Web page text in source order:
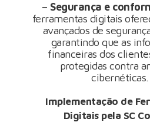
– Segurança e
ferramentas digitais
avançados de
garantindo que as
financeiras dos
protegidas contra
cibernéticas.
Implementação de
Digitais pela SC